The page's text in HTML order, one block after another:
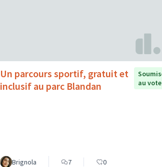
Un parcours sportif, gratuit et
inclusif au parc Blandan
au vote
Brignola 7 0